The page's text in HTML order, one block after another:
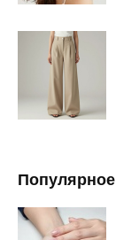
Популярное